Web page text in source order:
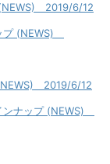
2019/6/12
プ (NEWS)
2019/6/12
ンナップ (NEWS)